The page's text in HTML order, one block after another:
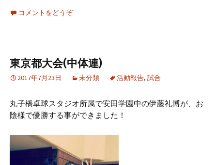
コメントをどうぞ
東京都大会(中体連)
2017年7月23日 未分類 活動報告, 試合
丸子橋卓球スタジオ所属で安田学園中の伊藤礼博が、お
陰様で優勝する事ができました！